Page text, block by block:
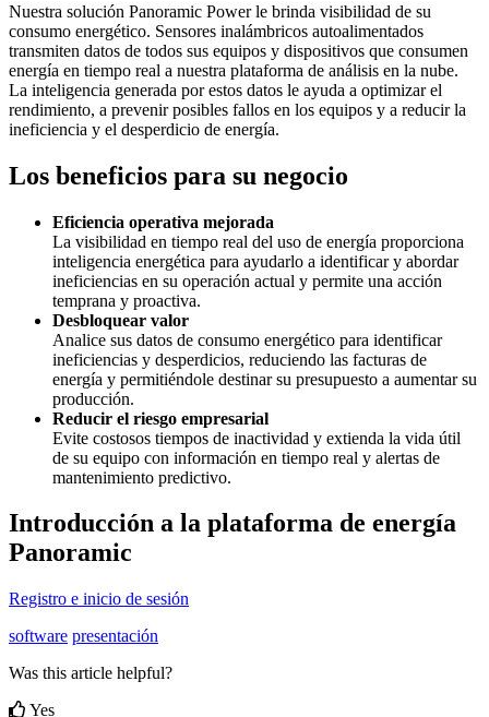
Nuestra solución Panoramic Power le brinda visibilidad de su
consumo energético. Sensores inalámbricos autoalimentados
transmiten datos de todos sus equipos y dispositivos que consumen
energía en tiempo real a nuestra plataforma de análisis en la nube.
La inteligencia generada por estos datos le ayuda a optimizar el
rendimiento, a prevenir posibles fallos en los equipos y a reducir la
ineficiencia y el desperdicio de energía.
Los beneficios para su negocio
Eficiencia operativa mejorada
La visibilidad en tiempo real del uso de energía proporciona
inteligencia energética para ayudarlo a identificar y abordar
ineficiencias en su operación actual y permite una acción
temprana y proactiva.
Desbloquear valor
Analice sus datos de consumo energético para identificar
ineficiencias y desperdicios, reduciendo las facturas de
energía y permitiéndole destinar su presupuesto a aumentar su
producción.
Reducir el riesgo empresarial
Evite costosos tiempos de inactividad y extienda la vida útil
de su equipo con información en tiempo real y alertas de
mantenimiento predictivo.
Introducción a la plataforma de energía
Panoramic
Registro e inicio de sesión
software presentación
Was this article helpful?
Yes